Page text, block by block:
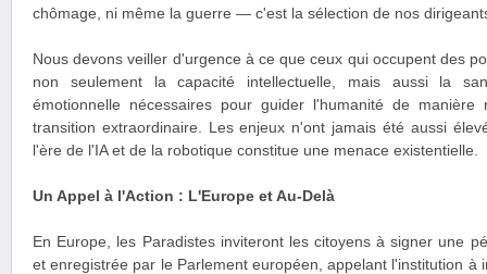
chômage, ni même la guerre — c'est la sélection de nos
Nous devons veiller d'urgence à ce que ceux qui occupent des
non seulement la capacité intellectuelle, mais aussi la
émotionnelle nécessaires pour guider l'humanité de manière
transition extraordinaire. Les enjeux n'ont jamais été aussi
l'ère de l'IA et de la robotique constitue une menace existentielle.
Un Appel à l'Action : L'Europe et Au-Delà
En Europe, les Paradistes inviteront les citoyens à signer une
et enregistrée par le Parlement européen, appelant l'institution à